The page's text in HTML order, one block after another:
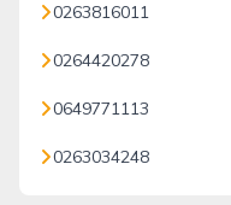
0263816011
0264420278
0649771113
0263034248